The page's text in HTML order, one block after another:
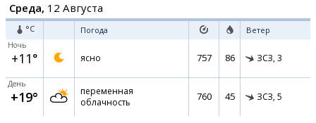
Среда, 12 Августа
°C Погода Ветер
Ночь
+11° ясно 757 86 ЗСЗ, 3
День
+19°
переменная
облачность
760 45 ЗСЗ, 5